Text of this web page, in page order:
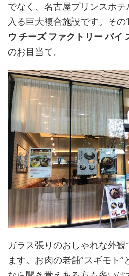
でなく、名古屋プリンスホ
入る巨大複合施設です。その
ウ チーズ ファクトリー バイ
のお目当て。
ガラス張りのおしゃれな外
ます。お肉の老舗”スギモト